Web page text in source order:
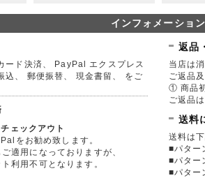
インフォメーション
ード決済、 PayPal エクスプレス
込、 郵便振替、 現金書留、 をご
ェックアウト
をお勧め致します。
適用になっておりますが、
利用不可となります。
返品
当店は
ご返品
① 商品
ご返品
送料
送料は
■パター
■パター
■パター